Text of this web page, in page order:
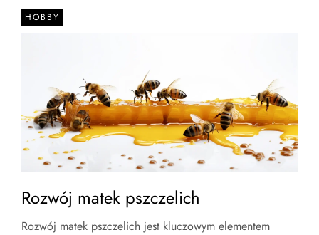
HOBBY
Rozwój matek pszczelich
Rozwój matek pszczelich jest kluczowym elementem